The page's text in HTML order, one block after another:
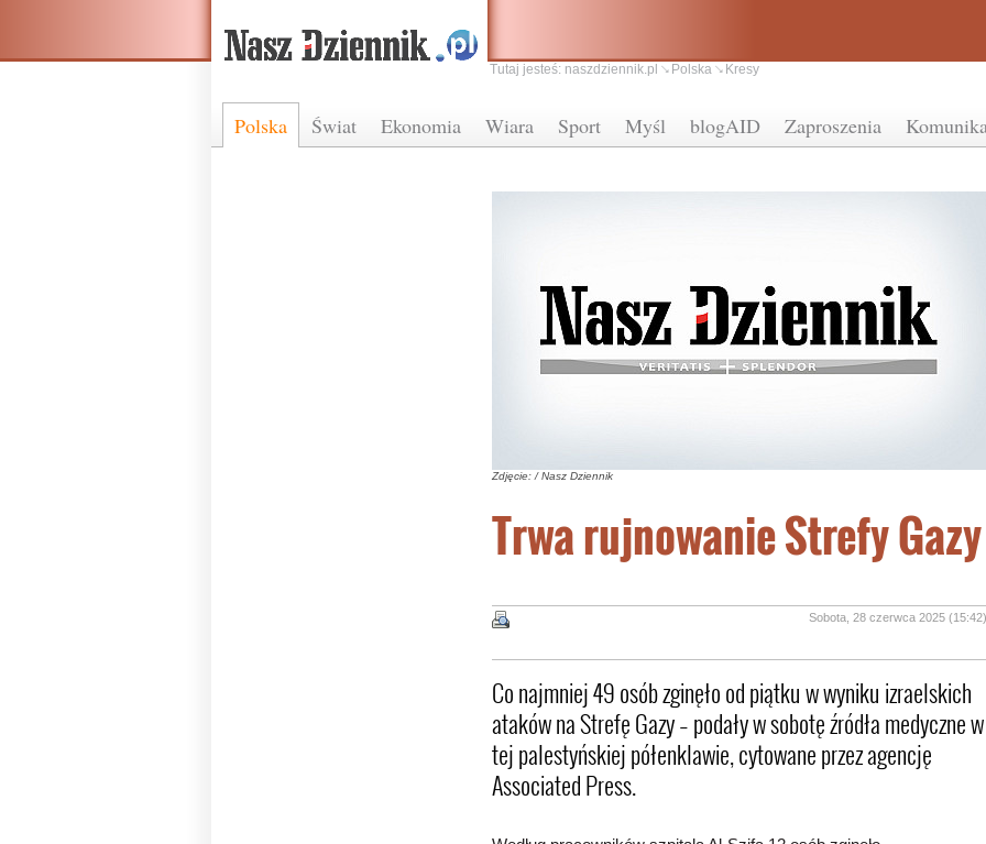
Polska Świat Ekonomia Wiara Sport Myśl blogAID Zaproszenia
Tutaj jesteś: naszdziennik.pl Polska Kresy
Zdjęcie: / Nasz Dziennik
Trwa rujnowanie Strefy Gazy
Sobota, 28 czerwca 2025 (15:42)
Co najmniej 49 osób zginęło od piątku w wyniku izraelskich
ataków na Strefę Gazy – podały w sobotę źródła medyczne w
tej palestyńskiej półenklawie, cytowane przez agencję
Associated Press.